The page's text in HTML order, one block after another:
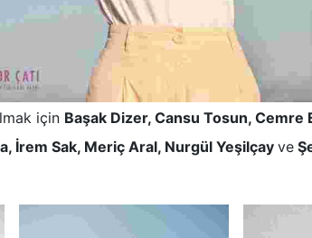
için Başak Dizer, Cansu Tosun, Cemre
İrem Sak, Meriç Aral, Nurgül Yeşilçay ve